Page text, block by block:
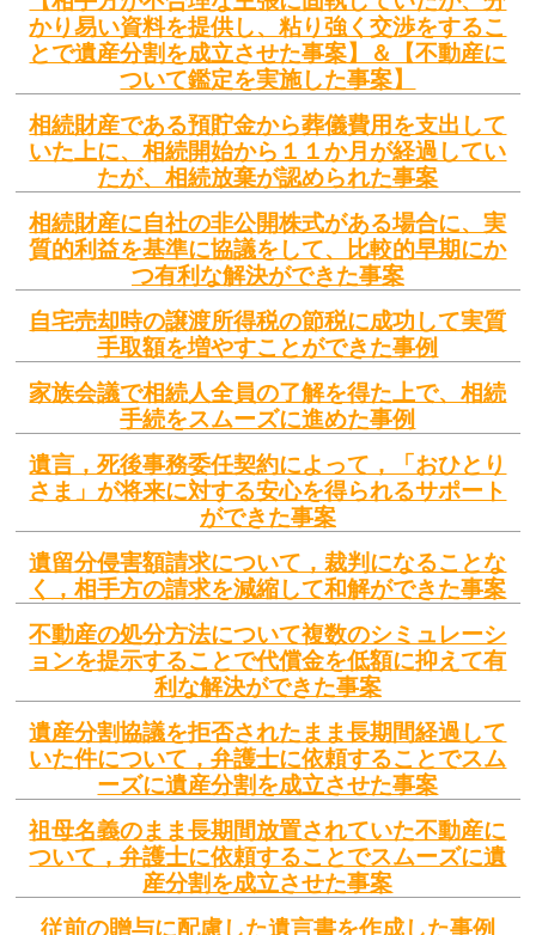
かり易い資料を提供し、粘り強く交渉をするこ
とで遺産分割を成立させた事案】＆【不動産に
ついて鑑定を実施した事案】
相続財産である預貯金から葬儀費用を支出して
いた上に、相続開始から１１か月が経過してい
たが、相続放棄が認められた事案
相続財産に自社の非公開株式がある場合に、実
質的利益を基準に協議をして、比較的早期にか
つ有利な解決ができた事案
自宅売却時の譲渡所得税の節税に成功して実質
手取額を増やすことができた事例
家族会議で相続人全員の了解を得た上で、相続
手続をスムーズに進めた事例
遺言，死後事務委任契約によって，「おひとり
さま」が将来に対する安心を得られるサポート
ができた事案
遺留分侵害額請求について，裁判になることな
く，相手方の請求を減縮して和解ができた事案
不動産の処分方法について複数のシミュレーシ
ョンを提示することで代償金を低額に抑えて有
利な解決ができた事案
遺産分割協議を拒否されたまま長期間経過して
いた件について，弁護士に依頼することでスム
ーズに遺産分割を成立させた事案
祖母名義のまま長期間放置されていた不動産に
ついて，弁護士に依頼することでスムーズに遺
産分割を成立させた事案
従前の贈与に配慮した遺言書を作成した事例